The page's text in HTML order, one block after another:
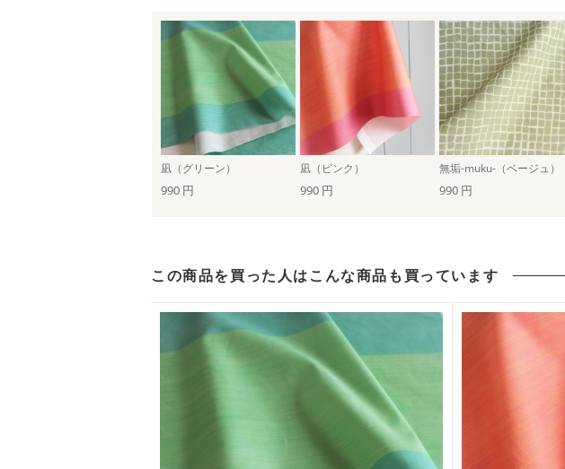
凪（グリーン） 凪（ピンク） 無垢-muku-（ベージュ）
990 円 990 円 990 円
この商品を買った人はこんな商品も買っています